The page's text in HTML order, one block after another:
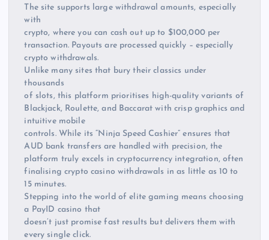
The site supports large withdrawal amounts, especially
with
crypto, where you can cash out up to $100,000 per
transaction. Payouts are processed quickly – especially
crypto withdrawals.
Unlike many sites that bury their classics under
thousands
of slots, this platform prioritises high-quality variants of
Blackjack, Roulette, and Baccarat with crisp graphics and
intuitive mobile
controls. While its “Ninja Speed Cashier” ensures that
AUD bank transfers are handled with precision, the
platform truly excels in cryptocurrency integration, often
finalising crypto casino withdrawals in as little as 10 to
15 minutes.
Stepping into the world of elite gaming means choosing
a PayID casino that
doesn’t just promise fast results but delivers them with
every single click.